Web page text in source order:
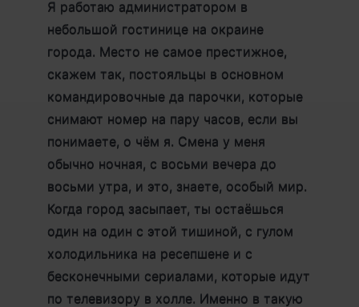
Я работаю администратором в
небольшой гостинице на окраине
города. Место не самое престижное,
скажем так, постояльцы в основном
командировочные да парочки, которые
снимают номер на пару часов, если вы
понимаете, о чём я. Смена у меня
обычно ночная, с восьми вечера до
восьми утра, и это, знаете, особый мир.
Когда город засыпает, ты остаёшься
один на один с этой тишиной, с гулом
холодильника на ресепшене и с
бесконечными сериалами, которые идут
по телевизору в холле. Именно в такую